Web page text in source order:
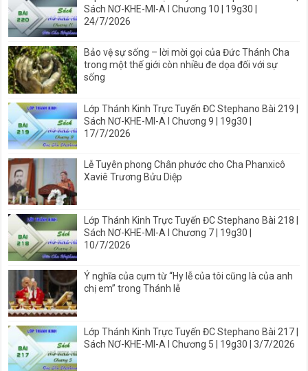
Sách NƠ-KHE-MI-A I Chương 10 | 19g30 |
24/7/2026
Bảo vệ sự sống – lời mời gọi của Đức Thánh Cha
trong một thế giới còn nhiều đe dọa đối với sự
sống
Lớp Thánh Kinh Trực Tuyến ĐC Stephano Bài 219 |
Sách NƠ-KHE-MI-A I Chương 9 | 19g30 |
17/7/2026
Lễ Tuyên phong Chân phước cho Cha Phanxicô
Xaviê Trương Bửu Diệp
Lớp Thánh Kinh Trực Tuyến ĐC Stephano Bài 218 |
Sách NƠ-KHE-MI-A I Chương 7 | 19g30 |
10/7/2026
Ý nghĩa của cụm từ “Hy lễ của tôi cũng là của anh
chị em” trong Thánh lễ
Lớp Thánh Kinh Trực Tuyến ĐC Stephano Bài 217 |
Sách NƠ-KHE-MI-A I Chương 5 | 19g30 | 3/7/2026